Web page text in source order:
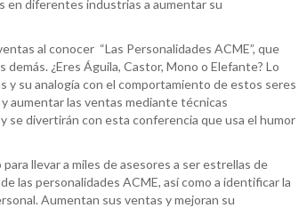
en diferentes industrias a aumentar su
al conocer “Las Personalidades ACME”, que
¿Eres Águila, Castor, Mono o Elefante? Lo
su analogía con el comportamiento de estos seres
aumentar las ventas mediante técnicas
se divertirán con esta conferencia que usa el humor
llevar a miles de asesores a ser estrellas de
las personalidades ACME, así como a identificar la
Aumentan sus ventas y mejoran su